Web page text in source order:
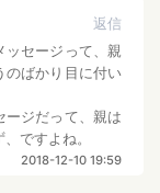
返信
ッセージって、親
のばかり目に付い
ージだって、親は
ですよね。
2018-12-10 19:59